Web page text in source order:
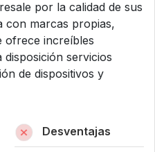
por la calidad de sus
con marcas propias,
ofrece increíbles
servicios
de dispositivos y
Desventajas